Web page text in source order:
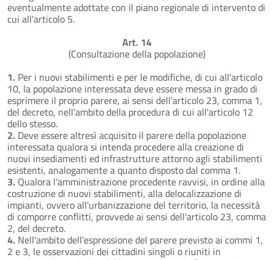
eventualmente adottate con il piano regionale di intervento di
cui all'articolo 5.
Art. 14
(Consultazione della popolazione)
1. Per i nuovi stabilimenti e per le modifiche, di cui all'articolo
10, la popolazione interessata deve essere messa in grado di
esprimere il proprio parere, ai sensi dell'articolo 23, comma 1,
del decreto, nell'ambito della procedura di cui all'articolo 12
dello stesso.
2. Deve essere altresì acquisito il parere della popolazione
interessata qualora si intenda procedere alla creazione di
nuovi insediamenti ed infrastrutture attorno agli stabilimenti
esistenti, analogamente a quanto disposto dal comma 1.
3. Qualora l'amministrazione procedente ravvisi, in ordine alla
costruzione di nuovi stabilimenti, alla delocalizzazione di
impianti, ovvero all'urbanizzazione del territorio, la necessità
di comporre conflitti, provvede ai sensi dell'articolo 23, comma
2, del decreto.
4. Nell'ambito dell'espressione del parere previsto ai commi 1,
2 e 3, le osservazioni dei cittadini singoli o riuniti in